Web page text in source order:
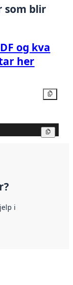
som blir
og kva
her
i